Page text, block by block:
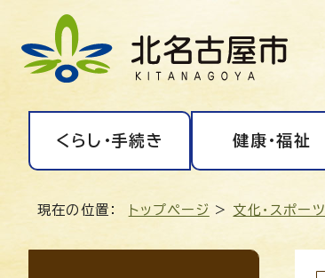
くらし・手続き 健康・福祉
現在の位置： トップページ > 文化・スポーツ